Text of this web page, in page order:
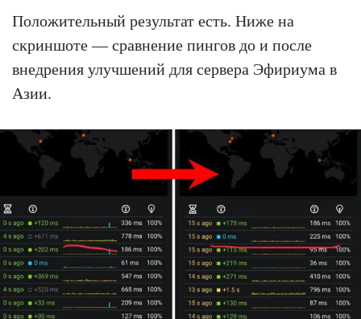
Положительный результат есть. Ниже на
скриншоте — сравнение пингов до и после
внедрения улучшений для сервера Эфириума в
Азии.